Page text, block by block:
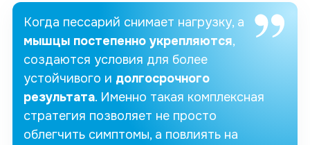
Когда пессарий снимает нагрузку, а
мышцы постепенно укрепляются,
создаются условия для более
устойчивого и долгосрочного
результата. Именно такая комплексная
стратегия позволяет не просто
облегчить симптомы, а повлиять на